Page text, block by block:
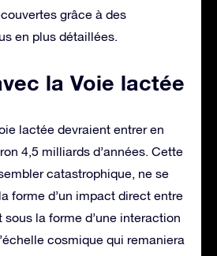
grâce à des
en plus détaillées.
la Voie lactée
lactée devraient entrer en
4,5 milliards d’années. Cette
catastrophique, ne se
forme d’un impact direct entre
la forme d’une interaction
cosmique qui remaniera